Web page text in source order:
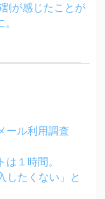
が感じたことが
ール利用調査
１時間。
したくない」と